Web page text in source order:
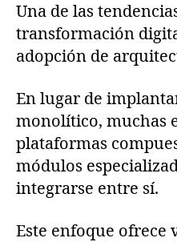
Una de las
transformación
adopción de
En lugar de
monolítico, muchas
plataformas
módulos
integrarse entre sí.
Este enfoque ofrece